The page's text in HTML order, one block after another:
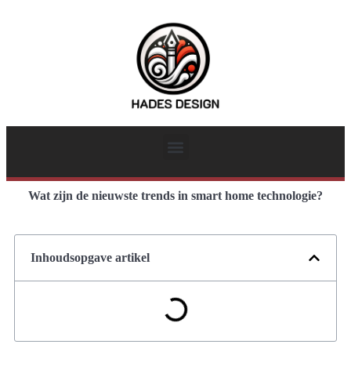
Wat zijn de nieuwste trends in smart home technologie?
Inhoudsopgave artikel